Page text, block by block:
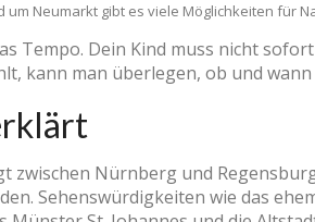
um Neumarkt gibt es viele Möglichkeiten für
Tempo. Dein Kind muss nicht
kann man überlegen, ob und
zwischen Nürnberg und
Sehenswürdigkeiten wie das